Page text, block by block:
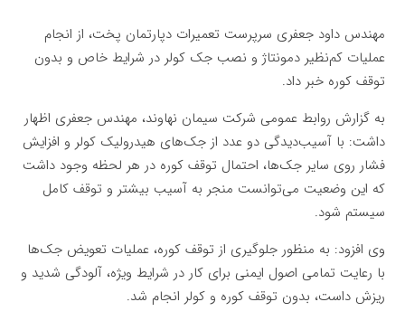
مهندس داود جعفری سرپرست تعميرات دپارتمان پخت، از انجام
عملیات کم‌نظیر دمونتاژ و نصب جک کولر در شرایط خاص و بدون
توقف کوره خبر داد.
به گزارش روابط عمومی شرکت سیمان نهاوند، مهندس جعفری اظهار
داشت: با آسیب‌دیدگی دو عدد از جک‌های هیدرولیک کولر و افزایش
فشار روی سایر جک‌ها، احتمال توقف کوره در هر لحظه وجود داشت
که این وضعیت می‌توانست منجر به آسیب بیشتر و توقف کامل
سیستم شود.
وی افزود: به منظور جلوگیری از توقف کوره، عملیات تعویض جک‌ها
با رعایت تمامی اصول ایمنی برای کار در شرایط ویژه، آلودگی شدید و
ریزش داست، بدون توقف کوره و کولر انجام شد.